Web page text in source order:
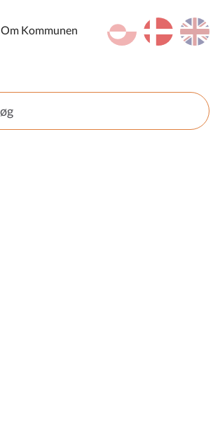
en
da
kl-GL
Om Kommunen